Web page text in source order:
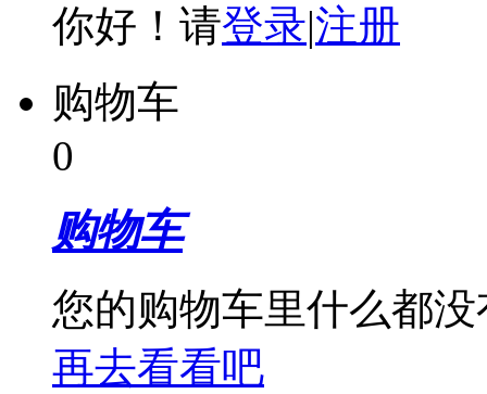
你好！请登录|注册
购物车
0
购物车
您的购物车里什么都没
再去看看吧